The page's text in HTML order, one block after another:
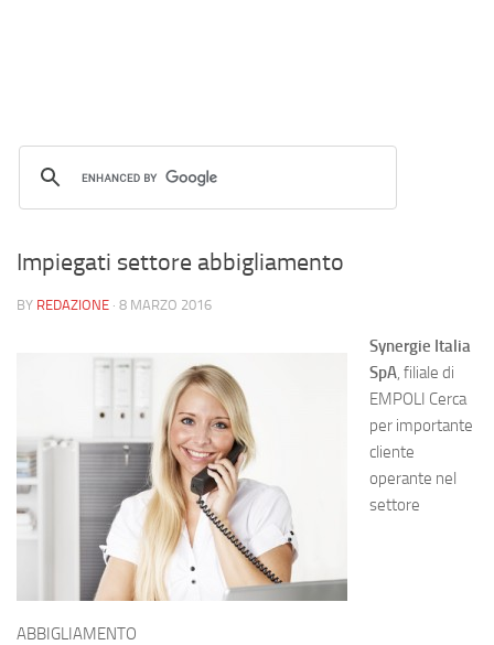
Impiegati settore abbigliamento
BY REDAZIONE · 8 MARZO 2016
Synergie Italia
SpA, filiale di
EMPOLI Cerca
per importante
cliente
operante nel
settore
ABBIGLIAMENTO